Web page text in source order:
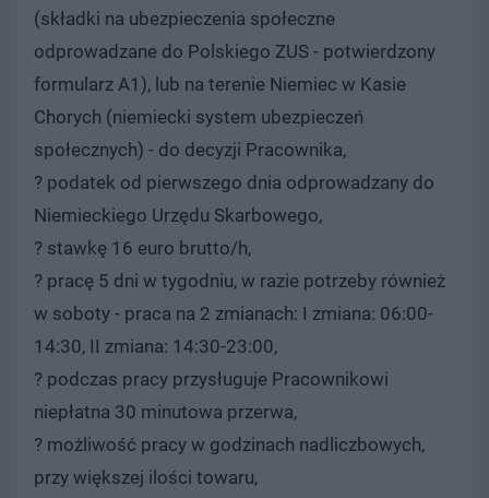
(składki na ubezpieczenia społeczne
odprowadzane do Polskiego ZUS - potwierdzony
formularz A1), lub na terenie Niemiec w Kasie
Chorych (niemiecki system ubezpieczeń
społecznych) - do decyzji Pracownika,
? podatek od pierwszego dnia odprowadzany do
Niemieckiego Urzędu Skarbowego,
? stawkę 16 euro brutto/h,
? pracę 5 dni w tygodniu, w razie potrzeby również
w soboty - praca na 2 zmianach: I zmiana: 06:00-
14:30, II zmiana: 14:30-23:00,
? podczas pracy przysługuje Pracownikowi
niepłatna 30 minutowa przerwa,
? możliwość pracy w godzinach nadliczbowych,
przy większej ilości towaru,